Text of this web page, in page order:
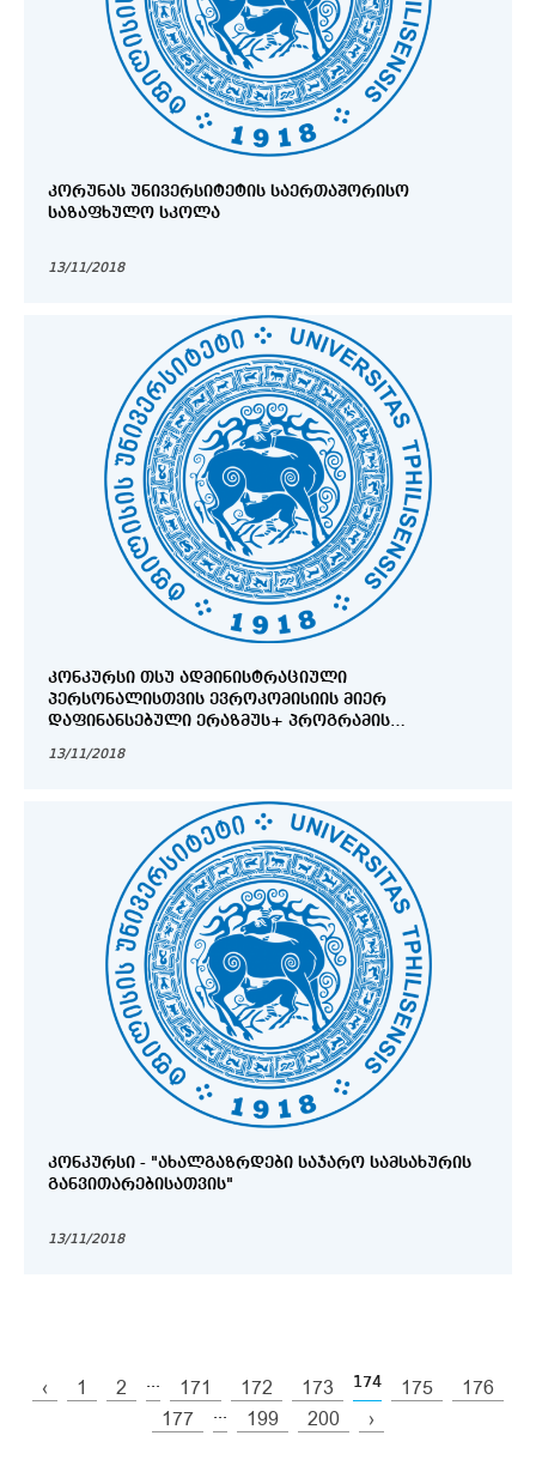
ᲙᲝᲠᲣᲜᲐᲡ ᲣᲜᲘᲕᲔᲠᲡᲘᲢᲔᲢᲘᲡ ᲡᲐᲔᲠᲗᲐᲨᲝᲠᲘᲡᲝ
ᲡᲐᲖᲐᲤᲮᲣᲚᲝ ᲡᲙᲝᲚᲐ
13/11/2018
ᲙᲝᲜᲙᲣᲠᲡᲘ ᲗᲡᲣ ᲐᲓᲛᲘᲜᲘᲡᲢᲠᲐᲪᲘᲣᲚᲘ
ᲞᲔᲠᲡᲝᲜᲐᲚᲘᲡᲗᲕᲘᲡ ᲔᲕᲠᲝᲙᲝᲛᲘᲡᲘᲘᲡ ᲛᲘᲔᲠ
ᲓᲐᲤᲘᲜᲐᲜᲡᲔᲑᲣᲚᲘ ᲔᲠᲐᲖᲛᲣᲡ+ ᲞᲠᲝᲒᲠᲐᲛᲘᲡ
13/11/2018
ᲙᲝᲜᲙᲣᲠᲡᲘ - "ᲐᲮᲐᲚᲒᲐᲖᲠᲓᲔᲑᲘ ᲡᲐᲯᲐᲠᲝ ᲡᲐᲛᲡᲐᲮᲣᲠᲘᲡ
ᲒᲐᲜᲕᲘᲗᲐᲠᲔᲑᲘᲡᲐᲗᲕᲘᲡ"
13/11/2018
‹ 1 2 ... 171 172 173 174 175
176
177
... 199 200 ›